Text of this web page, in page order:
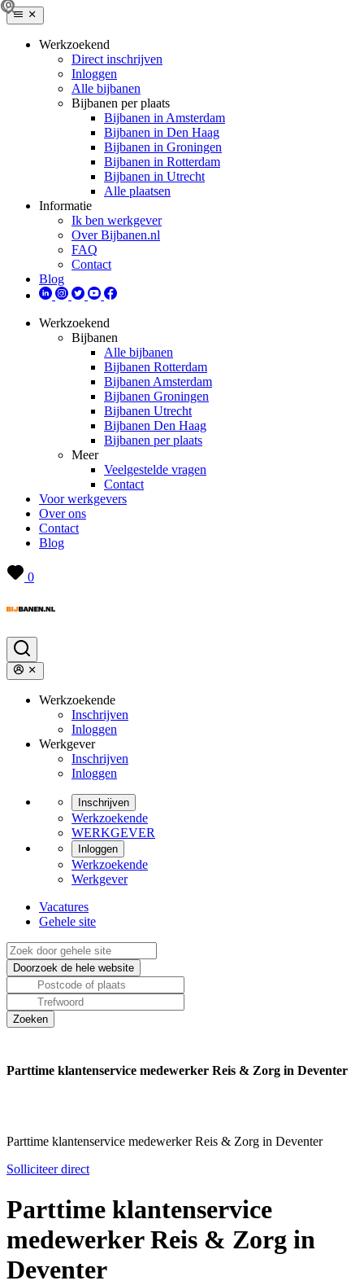
Werkzoekend
Direct inschrijven
Inloggen
Alle bijbanen
Bijbanen per plaats
Bijbanen in Amsterdam
Bijbanen in Den Haag
Bijbanen in Groningen
Bijbanen in Rotterdam
Bijbanen in Utrecht
Alle plaatsen
Informatie
Ik ben werkgever
Over Bijbanen.nl
FAQ
Contact
Blog
Werkzoekend
Bijbanen
Alle bijbanen
Bijbanen Rotterdam
Bijbanen Amsterdam
Bijbanen Groningen
Bijbanen Utrecht
Bijbanen Den Haag
Bijbanen per plaats
Meer
Veelgestelde vragen
Contact
Voor werkgevers
Over ons
Contact
Blog
0
Werkzoekende
Inschrijven
Inloggen
Werkgever
Inschrijven
Inloggen
Inschrijven
Werkzoekende
WERKGEVER
Inloggen
Werkzoekende
Werkgever
Vacatures
Gehele site
Parttime klantenservice medewerker Reis & Zorg in Deventer
Parttime klantenservice medewerker Reis & Zorg in Deventer
Solliciteer direct
Parttime klantenservice
medewerker Reis & Zorg in
Deventer